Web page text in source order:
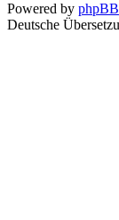
Powered by phpBB
Deutsche